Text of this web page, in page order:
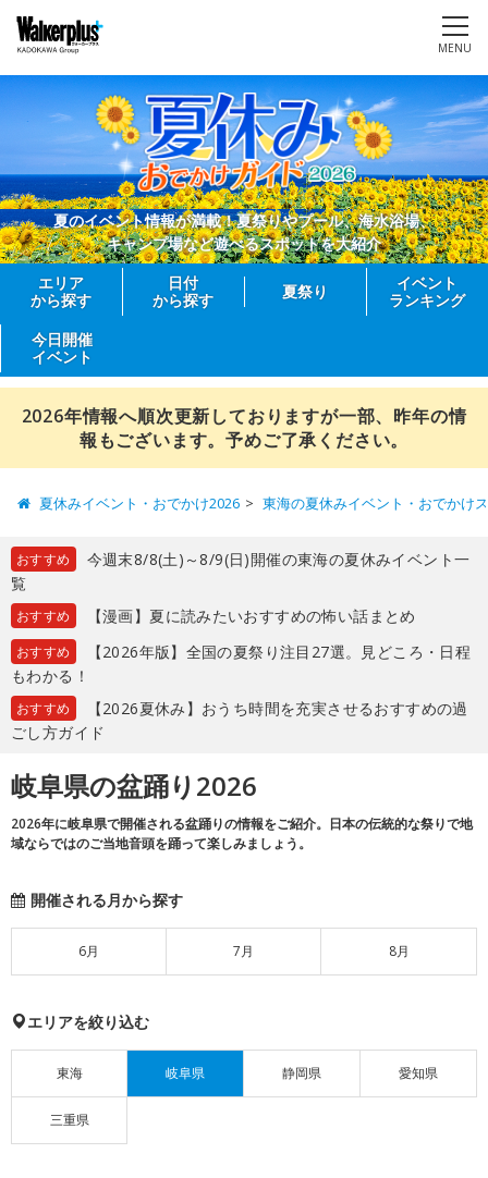
MENU
夏のイベント情報が満載！夏祭りやプール、海水浴場、
キャンプ場など遊べるスポットを大紹介
エリア
から探す
日付
から探す
夏祭り
イベント
ランキング
今日開催
イベント
2026年情報へ順次更新しておりますが一部、昨年の情
報もございます。予めご了承ください。
夏休みイベント・おでかけ2026 東海の夏休みイベント・おでかけ
おすすめ
今週末8/8(土)～8/9(日)開催の東海の夏休みイベント一
覧
おすすめ 【漫画】夏に読みたいおすすめの怖い話まとめ
おすすめ
【2026年版】全国の夏祭り注目27選。見どころ・日程
もわかる！
おすすめ
【2026夏休み】おうち時間を充実させるおすすめの過
ごし方ガイド
岐阜県の盆踊り2026
2026年に岐阜県で開催される盆踊りの情報をご紹介。日本の伝統的な祭りで地
域ならではのご当地音頭を踊って楽しみましょう。
開催される月から探す
6月 7月 8月
エリアを絞り込む
東海 岐阜県 静岡県 愛知県
三重県